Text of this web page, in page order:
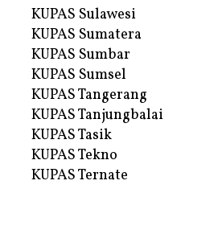
KUPAS Sulawesi
KUPAS Sumatera
KUPAS Sumbar
KUPAS Sumsel
KUPAS Tangerang
KUPAS Tanjungbalai
KUPAS Tasik
KUPAS Tekno
KUPAS Ternate